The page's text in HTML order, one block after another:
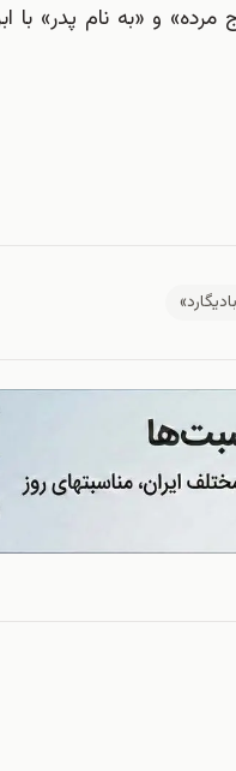
و «به نام پدر» با